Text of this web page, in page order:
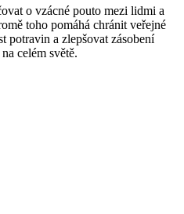
o vzácné pouto mezi lidmi a
toho pomáhá chránit veřejné
potravin a zlepšovat zásobení
celém světě.